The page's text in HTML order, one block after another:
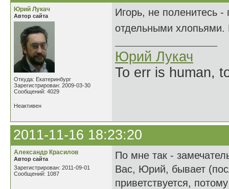
Юрий Лукач
Автор сайта
Откуда: Екатеринбург
Зарегистрирован: 2009-03-30
Сообщений: 4029
Игорь, не поленитесь
отдельными хлопьями.
Юрий Лукач
To err is human,
Неактивен
2011-11-16 18:23:20
Александр Красилов
Автор сайта
Зарегистрирован: 2011-09-01
Сообщений: 1087
По мне так -
Вас, Юрий, бывает
приветствуется,